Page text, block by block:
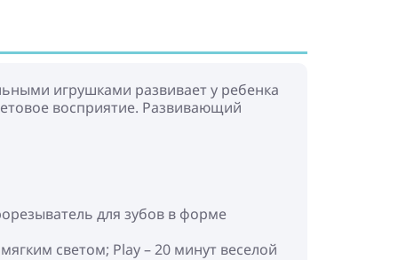
игрушками развивает у ребенка
восприятие. Развивающий
для зубов в форме
светом; Play – 20 минут веселой